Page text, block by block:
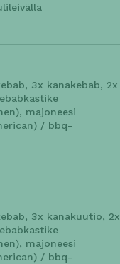
3x kanakebab, 2x
majoneesi
/ bbq-
3x kanakuutio, 2x
majoneesi
/ bbq-